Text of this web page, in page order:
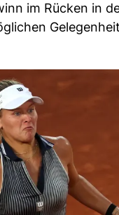
im Rücken in